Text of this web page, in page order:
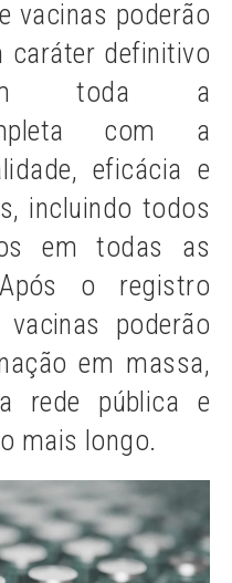
vacinas poderão
definitivo
toda a
com a
eficácia e
incluindo todos
em todas as
o registro
poderão
em massa,
rede pública e
mais longo.